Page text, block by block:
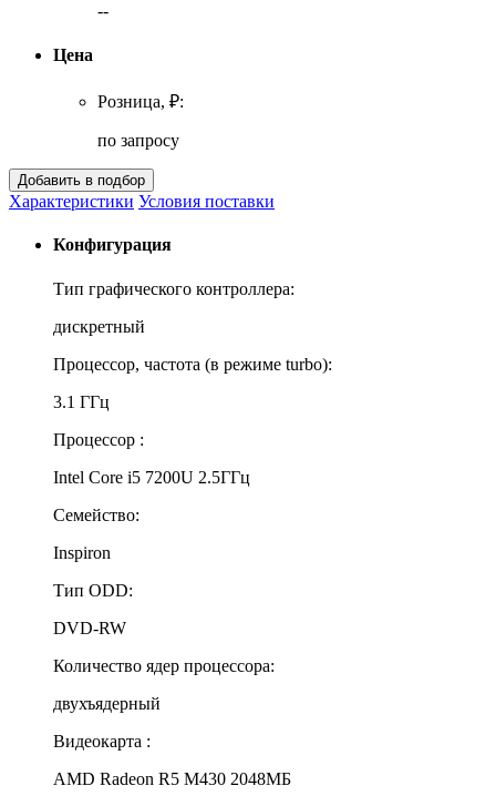
--
Цена
Розница, ₽:
по запросу
Характеристики Условия поставки
Конфигурация
Тип графического контроллера:
дискретный
Процессор, частота (в режиме turbo):
3.1 ГГц
Процессор :
Intel Core i5 7200U 2.5ГГц
Семейство:
Inspiron
Тип ODD:
DVD-RW
Количество ядер процессора:
двухъядерный
Видеокарта :
AMD Radeon R5 M430 2048МБ